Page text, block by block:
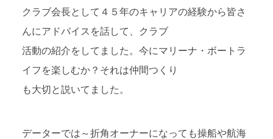
クラブ会長として４５年のキャリアの経験から皆さ
んにアドバイスを話して、クラブ
活動の紹介をしてました。今にマリーナ・ボートラ
イフを楽しむか？それは仲間つくり
も大切と説いてました。
データーでは～折角オーナーになっても操船や航海